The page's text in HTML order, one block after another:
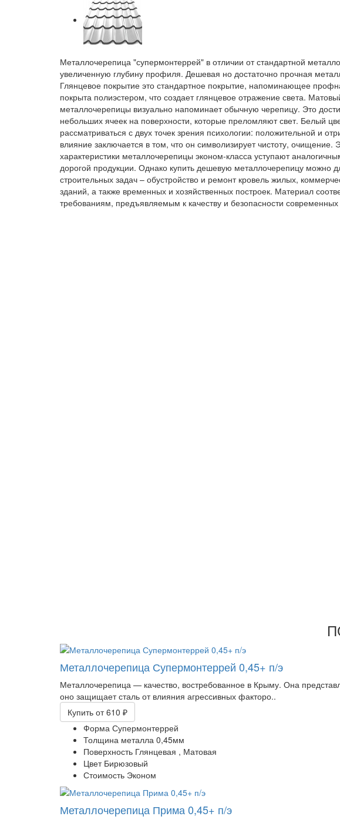
Металлочерепица "супермонтеррей" в отличии от стандартной
увеличенную глубину профиля. Дешевая но достаточно прочная
Глянцевое покрытие это стандартное покрытие, напоминающее
покрыта полиэстером, что создает глянцевое отражение света.
металлочерепицы визуально напоминает обычную черепицу. Это
небольших ячеек на поверхности, которые преломляют свет. Белый
рассматриваться с двух точек зрения психологии: положительной и
влияние заключается в том, что он символизирует чистоту, очищение.
характеристики металлочерепицы эконом-класса уступают
дорогой продукции. Однако купить дешевую металлочерепицу можно
строительных задач – обустройство и ремонт кровель жилых,
зданий, а также временных и хозяйственных построек. Материал
требованиям, предъявляемым к качеству и безопасности
Металлочерепица Супермонтеррей 0,45+ п/э
Металлочерепица — качество, востребованное в Крыму. Она
оно защищает сталь от влияния агрессивных факторо..
Купить от 610 ₽
Форма Супермонтеррей
Толщина металла 0,45мм
Поверхность Глянцевая , Матовая
Цвет Бирюзовый
Стоимость Эконом
Металлочерепица Прима 0,45+ п/э